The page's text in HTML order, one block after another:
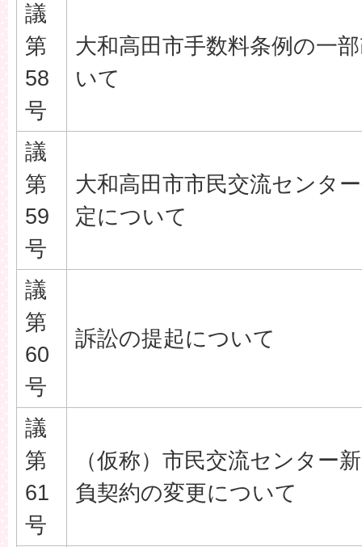
議
第
58
号
大和高田市手数料条例の一
いて
議
第
59
号
大和高田市市民交流センタ
定について
議
第
60
号
訴訟の提起について
議
第
61
号
（仮称）市民交流センター
負契約の変更について